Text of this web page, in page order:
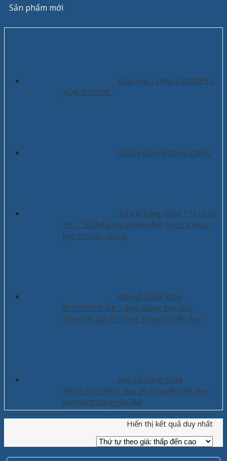
Sản phẩm mới
Điều hòa 1 chiều 12000BTU
AQA-RV13ME
Giá treo tivi di động E2600
Tủ sắt Đăng Khoa TTL1245-
ĐK – Tủ đựng hồ sơ bền đẹp, lưu trữ khoa
học cho văn phòng
Bàn gỗ Đăng Khoa
BH2010PU-ĐK – Bàn phòng họp phủ
Melamin, sơn PU sang trọng và bền đẹp
Bàn gỗ Đăng Khoa
BHT1205S-ĐK – Bàn gỗ tự nhiên bền đẹp
cho hội trường hiện đại
Hiển thị kết quả duy nhất